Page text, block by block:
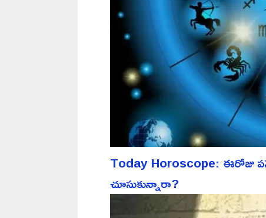
Today Horoscope: ఈరోజు
చూసుకున్నారా?